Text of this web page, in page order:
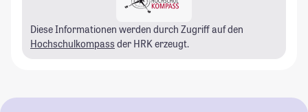
Diese Informationen werden durch Zugriff auf den
Hochschulkompass der HRK erzeugt.